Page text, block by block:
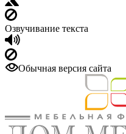
Озвучивание текста
Обычная версия сайта